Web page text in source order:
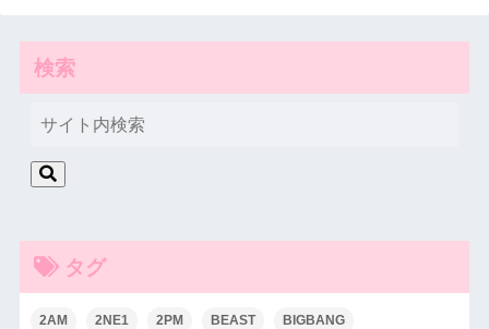
検索
タグ
2AM 2NE1 2PM BEAST BIGBANG